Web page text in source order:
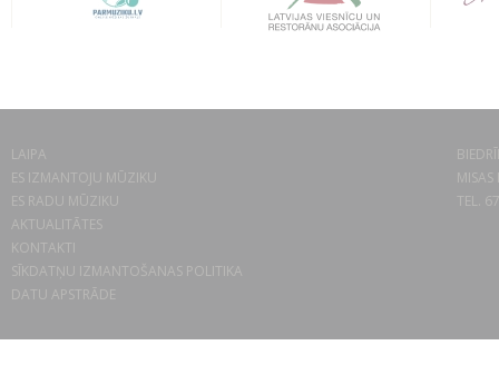
LAIPA
ES IZMANTOJU MŪZIKU
ES RADU MŪZIKU
AKTUALITĀTES
KONTAKTI
SĪKDATŅU IZMANTOŠANAS POLITIKA
DATU APSTRĀDE
TEL.